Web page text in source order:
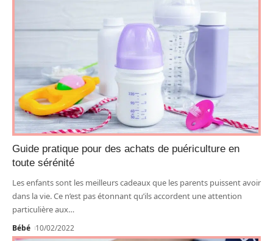
Guide pratique pour des achats de puériculture en
toute sérénité
Les enfants sont les meilleurs cadeaux que les parents puissent avoir
dans la vie. Ce n’est pas étonnant qu’ils accordent une attention
particulière aux…
Bébé 10/02/2022